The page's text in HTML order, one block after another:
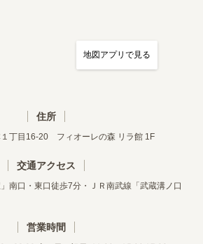
地図アプリで見る
住所
丁目16-20 フィオーレの森 リラ館 1F
交通アクセス
南口・東口徒歩7分・ＪＲ南武線「武蔵溝ノ口
営業時間